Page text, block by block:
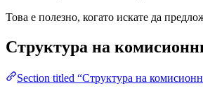
Това е полезно, когато искате да
Структура на
Section titled “Структура на